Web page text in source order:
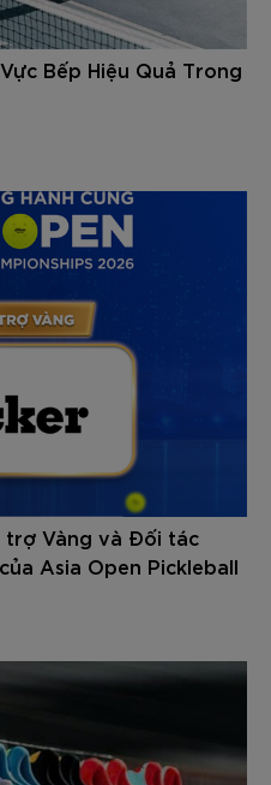
Bếp Hiệu Quả Trong
trợ Vàng và Đối tác
Asia Open Pickleball